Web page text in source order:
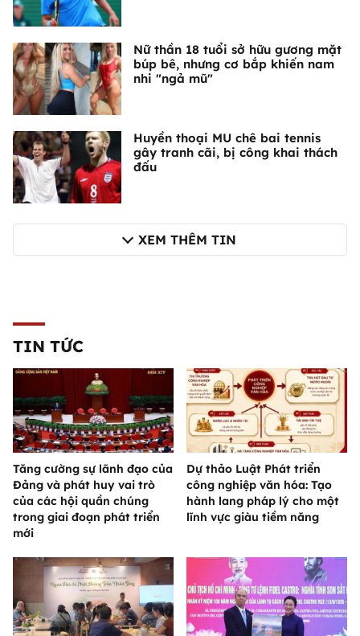
Nữ thần 18 tuổi sở hữu gương mặt
búp bê, nhưng cơ bắp khiến nam
nhi "ngả mũ"
Huyền thoại MU chê bai tennis
gây tranh cãi, bị công khai thách
đấu
XEM THÊM TIN
TIN TỨC
Tăng cường sự lãnh đạo của
Đảng và phát huy vai trò
của các hội quần chúng
trong giai đoạn phát triển
mới
Dự thảo Luật Phát triển
công nghiệp văn hóa: Tạo
hành lang pháp lý cho một
lĩnh vực giàu tiềm năng